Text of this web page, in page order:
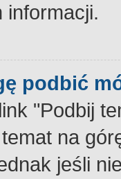
informacji.
podbić
"Podbij
na
jeśli